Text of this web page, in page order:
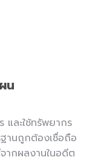
น
และใช้ทรัพยากร
านถูกต้องเชื่อถือ
ากผลงานในอดีต